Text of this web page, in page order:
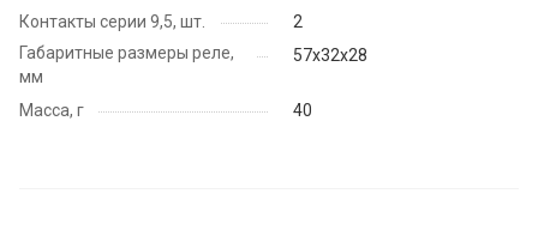
Контакты серии 9,5, шт.
2
Габаритные размеры реле,
мм
57х32х28
Масса, г 40